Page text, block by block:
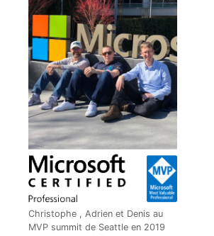
Christophe , Adrien et Denis au
MVP summit de Seattle en 2019